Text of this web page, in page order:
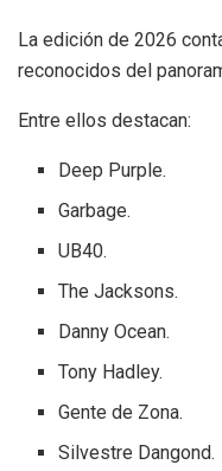
La edición de 2026
reconocidos del
Entre ellos destacan:
Deep Purple.
Garbage.
UB40.
The Jacksons.
Danny Ocean.
Tony Hadley.
Gente de Zona.
Silvestre Dangond.